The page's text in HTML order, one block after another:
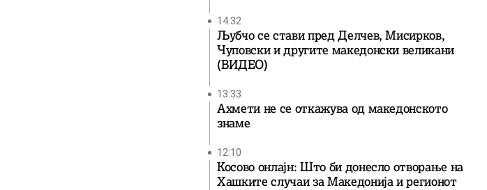
14:32
Љубчо се стави пред Делчев, Мисирков,
Чуповски и другите македонски великани
(ВИДЕО)
13:33
Ахмети не се откажува од македонското
знаме
12:10
Косово онлајн: Што би донесло отворање на
Хашките случаи за Македонија и регионот